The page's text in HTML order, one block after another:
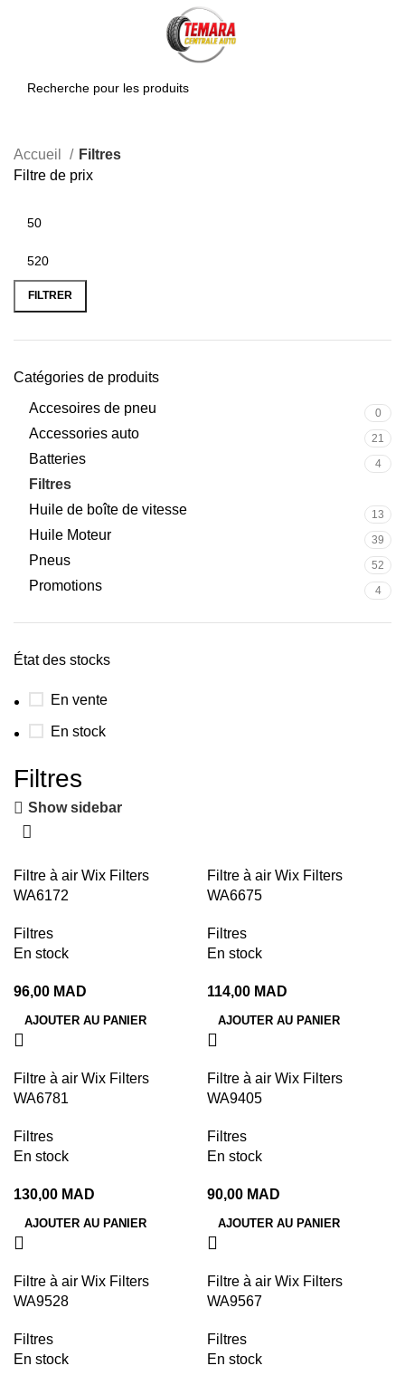
Accueil
Filtres
Filtre de prix
FILTRER
Catégories de produits
Accesoires de pneu
0
Accessories auto 21
Batteries 4
Filtres
Huile de boîte de vitesse 13
Huile Moteur 39
Pneus 52
Promotions 4
État des stocks
En vente
En stock
Filtres
Show sidebar
Filtre à air Wix Filters
WA6172
Filtres
En stock
96,00 MAD
AJOUTER AU PANIER
Filtre à air Wix Filters
WA6675
Filtres
En stock
114,00 MAD
AJOUTER AU PANIER
Filtre à air Wix Filters
WA6781
Filtres
En stock
130,00 MAD
AJOUTER AU PANIER
Filtre à air Wix Filters
WA9405
Filtres
En stock
90,00 MAD
AJOUTER AU PANIER
Filtre à air Wix Filters
WA9528
Filtres
En stock
Filtre à air Wix Filters
WA9567
Filtres
En stock